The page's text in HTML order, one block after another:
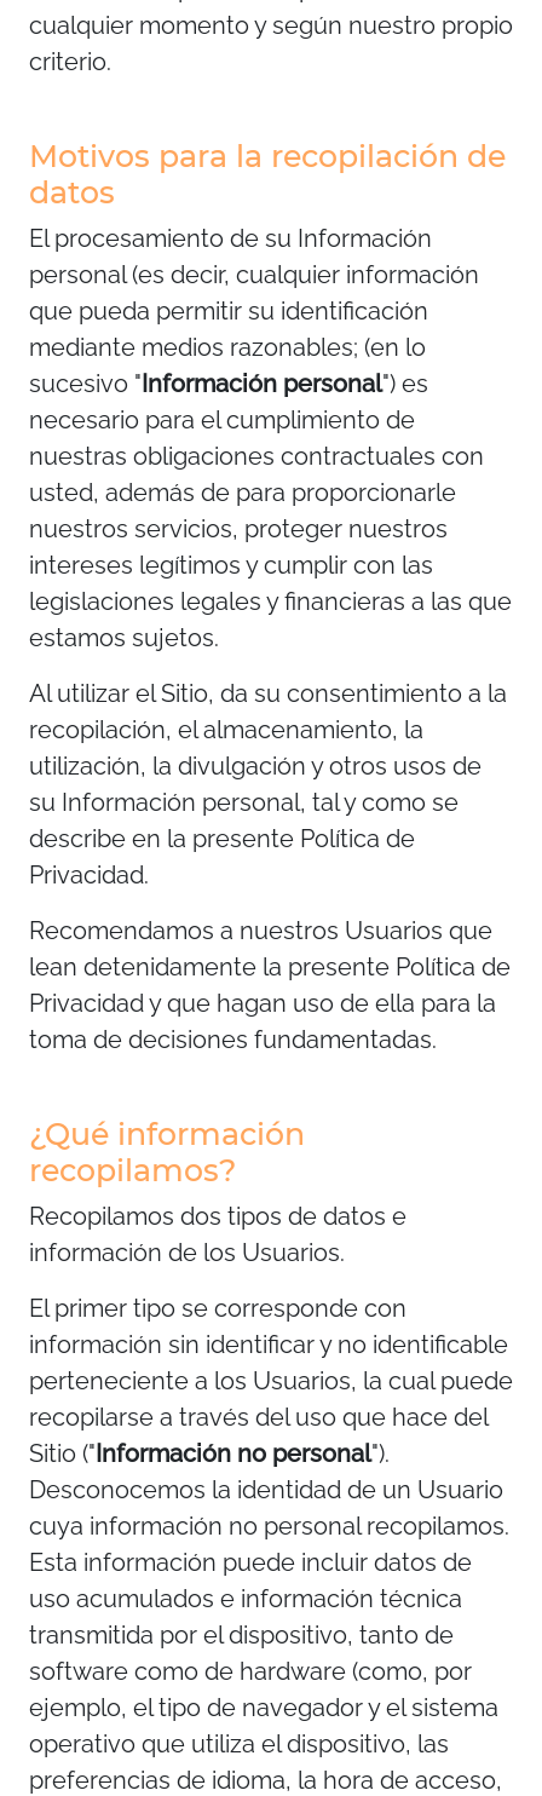
cualquier momento y según nuestro propio
criterio.
Motivos para la recopilación de
datos
El procesamiento de su Información
personal (es decir, cualquier información
que pueda permitir su identificación
mediante medios razonables; (en lo
sucesivo "Información personal") es
necesario para el cumplimiento de
nuestras obligaciones contractuales con
usted, además de para proporcionarle
nuestros servicios, proteger nuestros
intereses legítimos y cumplir con las
legislaciones legales y financieras a las que
estamos sujetos.
Al utilizar el Sitio, da su consentimiento a la
recopilación, el almacenamiento, la
utilización, la divulgación y otros usos de
su Información personal, tal y como se
describe en la presente Política de
Privacidad.
Recomendamos a nuestros Usuarios que
lean detenidamente la presente Política de
Privacidad y que hagan uso de ella para la
toma de decisiones fundamentadas.
¿Qué información
recopilamos?
Recopilamos dos tipos de datos e
información de los Usuarios.
El primer tipo se corresponde con
información sin identificar y no identificable
perteneciente a los Usuarios, la cual puede
recopilarse a través del uso que hace del
Sitio ("Información no personal").
Desconocemos la identidad de un Usuario
cuya información no personal recopilamos.
Esta información puede incluir datos de
uso acumulados e información técnica
transmitida por el dispositivo, tanto de
software como de hardware (como, por
ejemplo, el tipo de navegador y el sistema
operativo que utiliza el dispositivo, las
preferencias de idioma, la hora de acceso,